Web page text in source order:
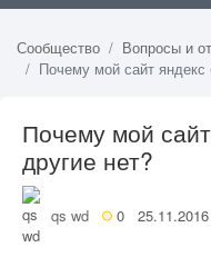
Сообщество
Вопросы и
Почему мой сайт яндекс
Почему мой
другие нет?
qs wd 0